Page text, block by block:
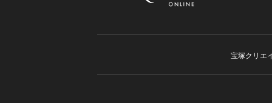
宝塚クリエ